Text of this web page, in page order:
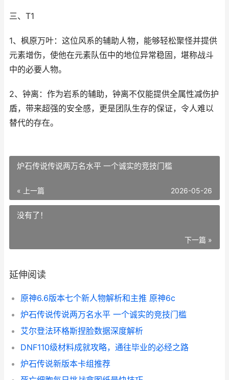
三、T1
1、枫原万叶：这位风系的辅助人物，能够轻松聚怪并提供
元素增伤，使他在元素队伍中的地位异常稳固，堪称战斗
中的必要人物。
2、钟离：作为岩系的辅助，钟离不仅能提供全属性减伤护
盾，带来超强的安全感，更是团队生存的保证，令人难以
替代的存在。
炉石传说传说两万名水平 一个诚实的竞技门槛
« 上一篇 2026-05-26
没有了！
下一篇 »
延伸阅读
原神6.6版本七个新人物解析和主推 原神6c
炉石传说传说两万名水平 一个诚实的竞技门槛
艾尔登法环格斯捏脸数据深度解析
DNF110级材料成就攻略，通往毕业的必经之路
炉石传说新版本卡组推荐